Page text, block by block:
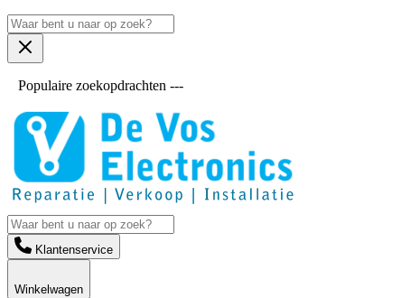
Populaire zoekopdrachten ---
Klantenservice
Winkelwagen